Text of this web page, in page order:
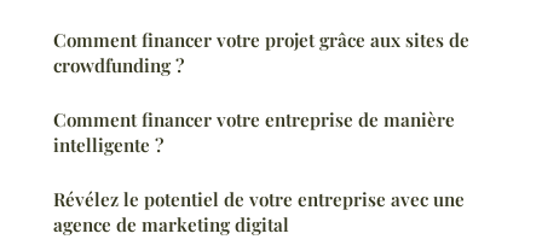
Comment financer votre projet grâce aux sites de
crowdfunding ?
Comment financer votre entreprise de manière
intelligente ?
Révélez le potentiel de votre entreprise avec une
agence de marketing digital